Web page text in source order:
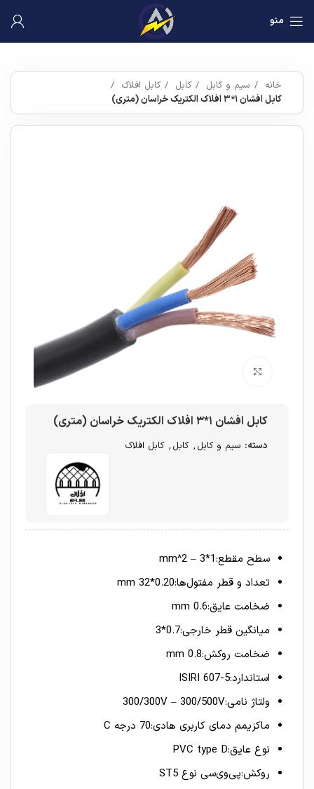
منو
خانه سیم و کابل کابل
کابل افلاک
کابل افشان ۱*۳ افلاک الکتریک خراسان (متری)
کابل افشان ۱*۳ افلاک الکتریک خراسان (متری)
دسته: سیم و کابل , کابل , کابل افلاک
سطح مقطع:1*3 – mm^2
تعداد و قطر مفتول‌ها:0.20*32 mm
ضخامت عایق:0.6 mm
میانگین قطر خارجی:0.7*3
ضخامت روکش:0.8 mm
استاندارد:ISIRI 607-5
ولتاژ نامی:300/300V – 300/500V
ماکزیمم دمای کاربری هادی:70 درجه C
نوع عایق:PVC type D
روکش:پی‌وی‌سی نوع ST5